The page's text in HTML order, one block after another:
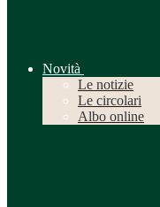
Novità
Le notizie
Le circolari
Albo online